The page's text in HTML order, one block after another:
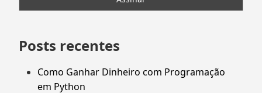
Posts recentes
Como Ganhar Dinheiro com Programação
em Python